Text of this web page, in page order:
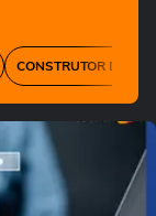
CONSTRUTOR DE SITE